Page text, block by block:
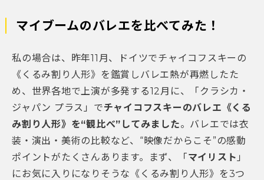
マイブームのバレエを比べてみた！
私の場合は、昨年11月、ドイツでチャイコフスキーの
《くるみ割り人形》を鑑賞しバレエ熱が再燃したた
め、世界各地で上演が多発する12月に、「クラシカ・
ジャパン プラス」でチャイコフスキーのバレエ《くる
み割り人形》を“観比べ”してみました。 バレエでは衣
装・演出・美術の比較など、“映像だからこそ”の感動
ポイントがたくさんあります。まず、「マイリスト 」
にお気に入りになりそうな 《くるみ割り人形》 を3つ